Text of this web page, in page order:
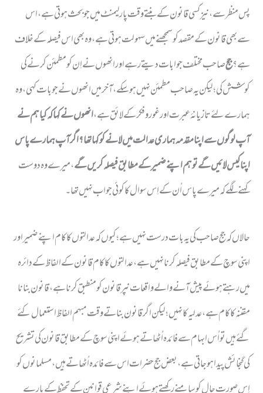
پس منظر سے، نیز کسی قانون کے بنتے وقت پارلیمنٹ میں جو بحث ہوتی ہے، اس
سے بھی قانون کے مقصد کو سمجھنے میں سہولت ہوتی ہے، وہ بھی اس فیصلہ کے خلاف
ہے؟ججصاحب مختلف جوابات دیتے رہے اور انھوں نے اِن کو مطمئن کرنے کی
کوشش کی؛ لیکن یہ صاحب مطمئن نہیں ہوسکے، آخر میں انھوں نے جوبات کہی، وہ
ہمارے لئے تازیانۂ عبرت اور غور و فکر کے لائق ہے،انھوں نے کہا کہ کیا ہم نے
آپ لوگوں سے اپنا مقدمہ ہماری عدالت میں لانے کو کہا تھا؟ اگر آپ ہمارے پاس
اپنا کیس لائیں گے تو ہم اپنے ضمیر کے مطابق فیصلہ کریں گے، میرے وہ دوست
کہنے لگے کہ میرے پاس اُن کے اِس سوال کا کوئی جواب نہیں تھا ۔
حالاں کہ جج صاحب کی یہ بات درست نہیں ہے؛ کیوں کہ عدالتوں کا کام اپنے ضمیر اور
اپنی سوچ کے مطابق فیصلہ کرنا نہیں ہے، عدالتوں کا کام قانون کے الفاظ کے دائرہ
میں رہتے ہوئے پیش آنے والے واقعات نپرقانون کو منطبق کرناہے، قانون بنانا
مقننہ کا کام ہے، عدلیہ کا نہیں ؛ لیکن اگر قانون بناتے وقت مبہم الفاظ استعمال کئے
گئے ہیں تو اُس ابہام سے فائدہ اُٹھاتے ہوئے اپنی سوچ کے مطابق قانون کی تشریح
کی گنجائش پیدا ہو جاتی ہے، بعض جج حضرات اس سے فائدہ اُٹھاتے ہیں، مسلمانوں کو